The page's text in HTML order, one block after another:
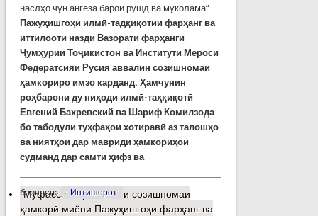
наслҳо чун ангеза барои рушд ва муколама”
Пажуҳишгоҳи илмӣ-тадқиқотии фарҳанг ва
иттилооти назди Вазорати фарҳанги
Ҷумҳурии Тоҷикистон ва Институти Мероси
Федератсияи Русия аввалин созишномаи
ҳамкориро имзо карданд. Ҳамчунин
роҳбарони ду ниҳоди илмӣ-таҳқиқотӣ
Евгений Бахревский ва Шариф Комилзода
бо табодули туҳфаҳои хотиравӣ аз талошҳо
ва ниятҳои дар мавриди ҳамкориҳои
судманд дар самти ҳифз ва
барчасп: Интишорот
Муфассалтаро Имзои созишномаи
ҳамкорӣ миёни Пажуҳишгоҳи фарҳанг ва